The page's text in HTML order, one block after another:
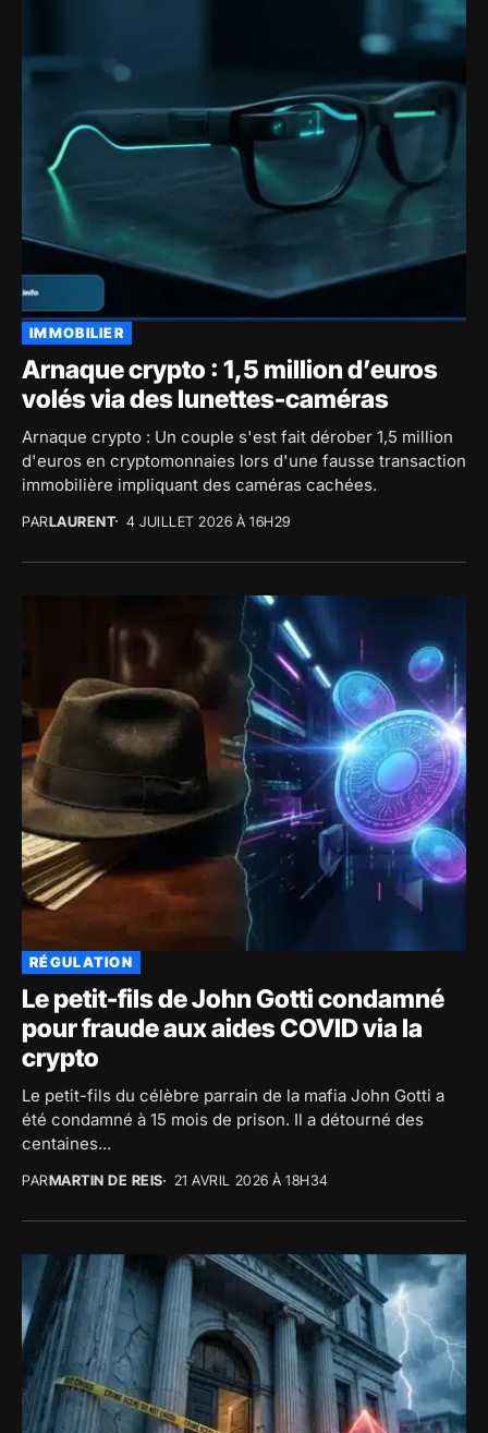
IMMOBILIER
Arnaque crypto : 1,5 million d’euros
volés via des lunettes-caméras
Arnaque crypto : Un couple s'est fait dérober 1,5 million
d'euros en cryptomonnaies lors d'une fausse transaction
immobilière impliquant des caméras cachées.
PARLAURENT 4 JUILLET 2026 À 16H29
RÉGULATION
Le petit-fils de John Gotti condamné
pour fraude aux aides COVID via la
crypto
Le petit-fils du célèbre parrain de la mafia John Gotti a
été condamné à 15 mois de prison. Il a détourné des
centaines...
PARMARTIN DE REIS 21 AVRIL 2026 À 18H34